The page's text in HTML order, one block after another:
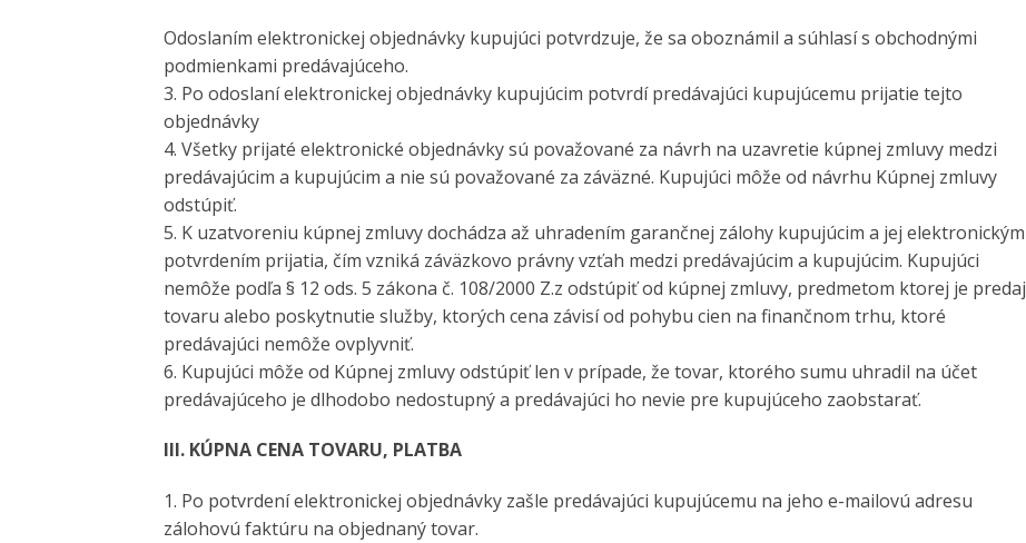
Odoslaním elektronickej objednávky kupujúci potvrdzuje, že sa oboznámil a súhlasí s obchodnými
podmienkami predávajúceho.
3. Po odoslaní elektronickej objednávky kupujúcim potvrdí predávajúci kupujúcemu prijatie tejto
objednávky
4. Všetky prijaté elektronické objednávky sú považované za návrh na uzavretie kúpnej zmluvy medzi
predávajúcim a kupujúcim a nie sú považované za záväzné. Kupujúci môže od návrhu Kúpnej zmluvy
odstúpiť.
5. K uzatvoreniu kúpnej zmluvy dochádza až uhradením garančnej zálohy kupujúcim a jej elektronickým
potvrdením prijatia, čím vzniká záväzkovo právny vzťah medzi predávajúcim a kupujúcim. Kupujúci
nemôže podľa § 12 ods. 5 zákona č. 108/2000 Z.z odstúpiť od kúpnej zmluvy, predmetom ktorej je predaj
tovaru alebo poskytnutie služby, ktorých cena závisí od pohybu cien na finančnom trhu, ktoré
predávajúci nemôže ovplyvniť.
6. Kupujúci môže od Kúpnej zmluvy odstúpiť len v prípade, že tovar, ktorého sumu uhradil na účet
predávajúceho je dlhodobo nedostupný a predávajúci ho nevie pre kupujúceho zaobstarať.
III. KÚPNA CENA TOVARU, PLATBA
1. Po potvrdení elektronickej objednávky zašle predávajúci kupujúcemu na jeho e-mailovú adresu
zálohovú faktúru na objednaný tovar.